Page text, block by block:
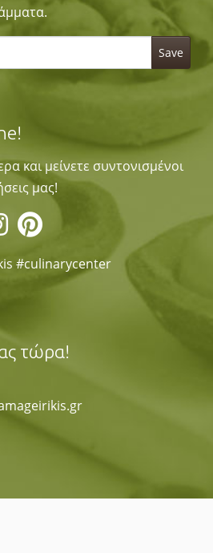
και μείνετε συντονισμένοι
μας!
#culinarycenter
τώρα!